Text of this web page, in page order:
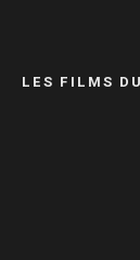
LES FILMS